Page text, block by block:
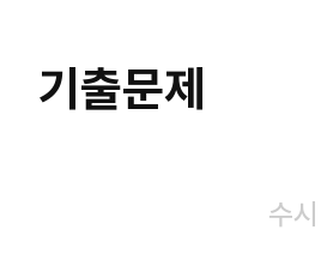
기출문제
수시